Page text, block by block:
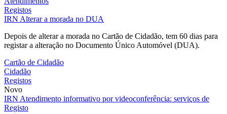
Registos
IRN Alterar a morada no DUA
Depois de alterar a morada no Cartão de Cidadão, tem 60 dias para
registar a alteração no Documento Único Automóvel (DUA).
Cartão de Cidadão
Cidadão
Registos
Novo
IRN Atendimento informativo por videoconferência: serviços de
Registo